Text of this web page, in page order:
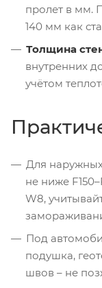
пролет в мм.
140 мм как
Толщина
внутренних
учётом
Для
не ниже
W8,
Под
подушка,
швов – не